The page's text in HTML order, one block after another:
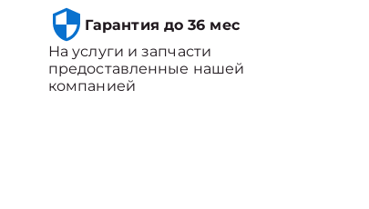
Гарантия до 36 мес
На услуги и запчасти
предоставленные нашей
компанией